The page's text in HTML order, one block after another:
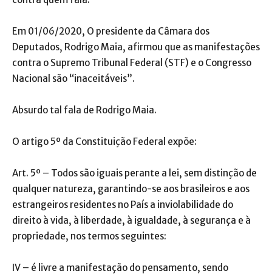
Em 01/06/2020, O presidente da Câmara dos
Deputados, Rodrigo Maia, afirmou que as manifestações
contra o Supremo Tribunal Federal (STF) e o Congresso
Nacional são “inaceitáveis”.
Absurdo tal fala de Rodrigo Maia.
O artigo 5º da Constituição Federal expõe:
Art. 5º – Todos são iguais perante a lei, sem distinção de
qualquer natureza, garantindo-se aos brasileiros e aos
estrangeiros residentes no País a inviolabilidade do
direito à vida, à liberdade, à igualdade, à segurança e à
propriedade, nos termos seguintes:
IV – é livre a manifestação do pensamento, sendo